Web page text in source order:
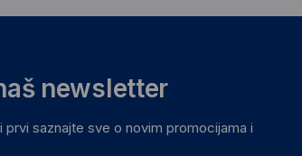
newsletter
saznajte sve o novim promocijama i